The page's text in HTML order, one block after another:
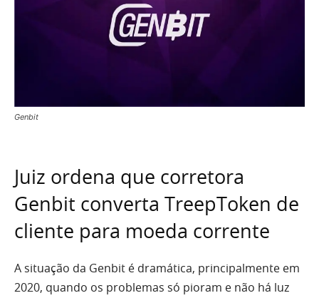
Genbit
Juiz ordena que corretora
Genbit converta TreepToken de
cliente para moeda corrente
A situação da Genbit é dramática, principalmente em
2020, quando os problemas só pioram e não há luz